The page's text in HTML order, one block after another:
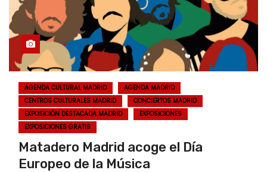
AGENDA CULTURAL MADRID
AGENDA MADRID
CENTROS CULTURALES MADRID
CONCIERTOS MADRID
EXPOSICIÓN DESTACADA MADRID
EXPOSICIONES
EXPOSICIONES GRATIS
Matadero Madrid acoge el Día
Europeo de la Música